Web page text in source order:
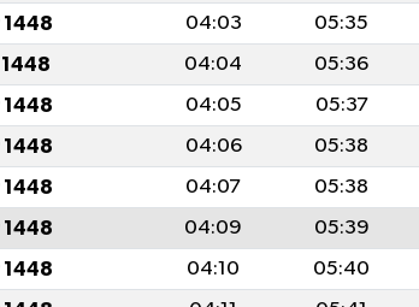
1448 04:03 05:35
04:04 05:36
1448 04:05 05:37
1448 04:06 05:38
1448 04:07 05:38
1448 04:09 05:39
1448 04:10 05:40